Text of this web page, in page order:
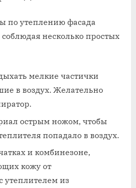
по утеплению фасада
несколько простых
мелкие частички
в воздух. Желательно
острым ножом, чтобы
попадало в воздух.
и комбинезоне,
кожу от
утеплителем из